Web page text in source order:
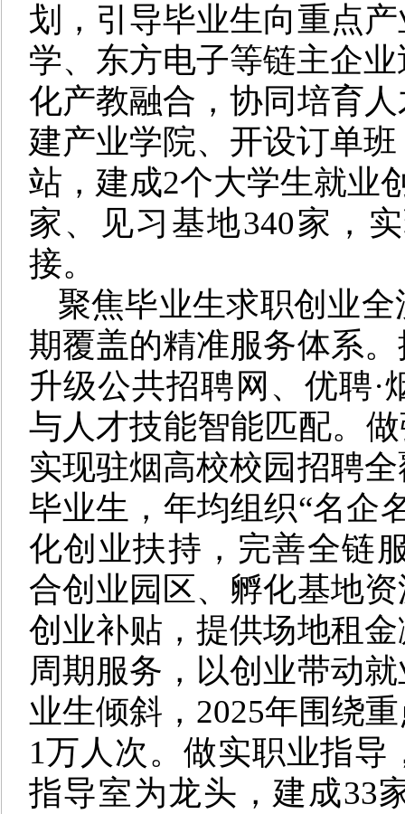
划，引导毕业生向重点
学、东方电子等链主企
化产教融合，协同培育
建产业学院、开设订单
站，建成2个大学生就业
家、见习基地340家，
接。
聚焦毕业生求职创业
期覆盖的精准服务体系
升级公共招聘网、优聘
与人才技能智能匹配。
实现驻烟高校校园招聘
毕业生，年均组织“名企
化创业扶持，完善全链
合创业园区、孵化基地
创业补贴，提供场地租
周期服务，以创业带动
业生倾斜，2025年围绕
1万人次。做实职业指
指导室为龙头，建成33